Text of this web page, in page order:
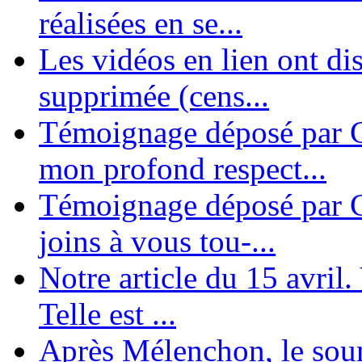
réalisées en se...
Les vidéos en lien ont
supprimée (cens...
Témoignage déposé par
mon profond respect...
Témoignage déposé par
joins à vous tou-...
Notre article du 15 avril.
Telle est ...
Après Mélenchon, le